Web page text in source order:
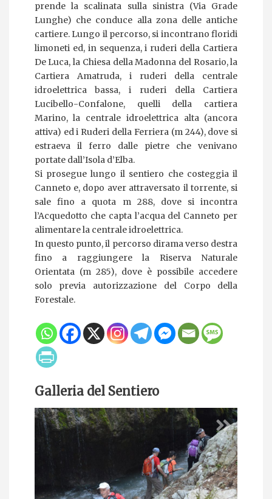
prende la scalinata sulla sinistra (Via Grade
Lunghe) che conduce alla zona delle antiche
cartiere. Lungo il percorso, si incontrano floridi
limoneti ed, in sequenza, i ruderi della Cartiera
De Luca, la Chiesa della Madonna del Rosario, la
Cartiera Amatruda, i ruderi della centrale
idroelettrica bassa, i ruderi della Cartiera
Lucibello-Confalone, quelli della cartiera
Marino, la centrale idroelettrica alta (ancora
attiva) ed i Ruderi della Ferriera (m 244), dove si
estraeva il ferro dalle pietre che venivano
portate dall’Isola d’Elba.
Si prosegue lungo il sentiero che costeggia il
Canneto e, dopo aver attraversato il torrente, si
sale fino a quota m 288, dove si incontra
l’Acquedotto che capta l’acqua del Canneto per
alimentare la centrale idroelettrica.
In questo punto, il percorso dirama verso destra
fino a raggiungere la Riserva Naturale
Orientata (m 285), dove è possibile accedere
solo previa autorizzazione del Corpo della
Forestale.
Galleria del Sentiero